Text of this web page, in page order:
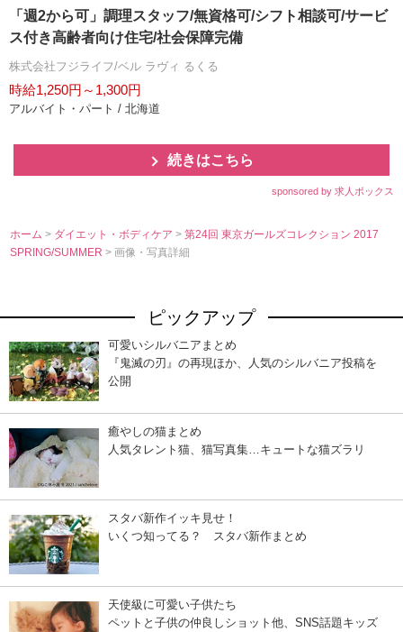
「週2から可」調理スタッフ/無資格可/シフト相談可/サービ
ス付き高齢者向け住宅/社会保障完備
株式会社フジライフ/ベル ラヴィ るくる
時給1,250円～1,300円
アルバイト・パート / 北海道
続きはこちら
sponsored by 求人ボックス
ホーム > ダイエット・ボディケア>第24回 東京ガールズコレクション 2017
SPRING/SUMMER> 画像・写真詳細
ピックアップ
可愛いシルバニアまとめ
『鬼滅の刃』の再現ほか、人気のシルバニア投稿を
公開
癒やしの猫まとめ
人気タレント猫、猫写真集…キュートな猫ズラリ
スタバ新作イッキ見せ！
いくつ知ってる？ スタバ新作まとめ
天使級に可愛い子供たち
ペットと子供の仲良しショット他、SNS話題キッズ